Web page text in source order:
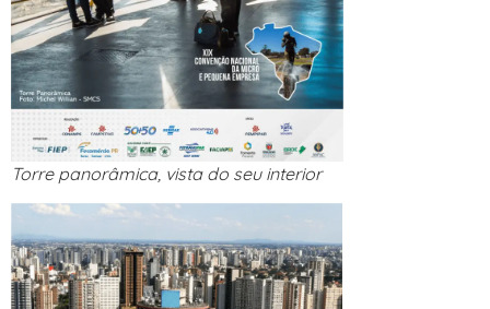
Torre panorâmica, vista do seu interior